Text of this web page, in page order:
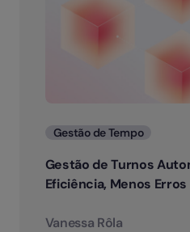
Categorias
Gestão de Tempo
Gestão de Turnos
Eficiência, Menos Erros
Vanessa Rôla